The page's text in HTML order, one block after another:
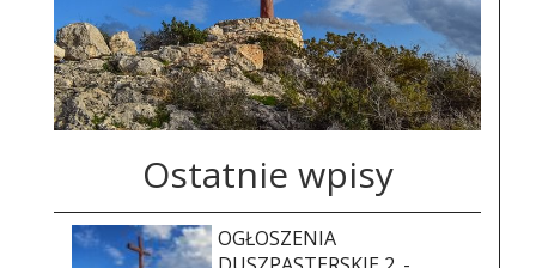
Ostatnie wpisy
OGŁOSZENIA